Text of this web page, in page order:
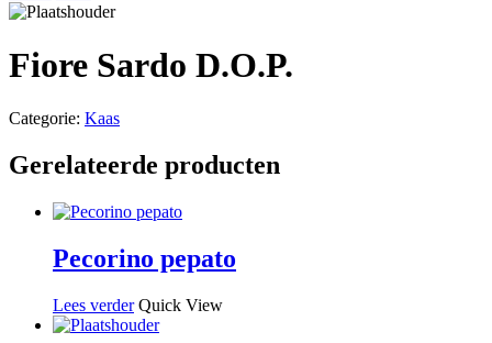
Fiore Sardo D.O.P.
Categorie: Kaas
Gerelateerde producten
Pecorino pepato
Lees verder Quick View